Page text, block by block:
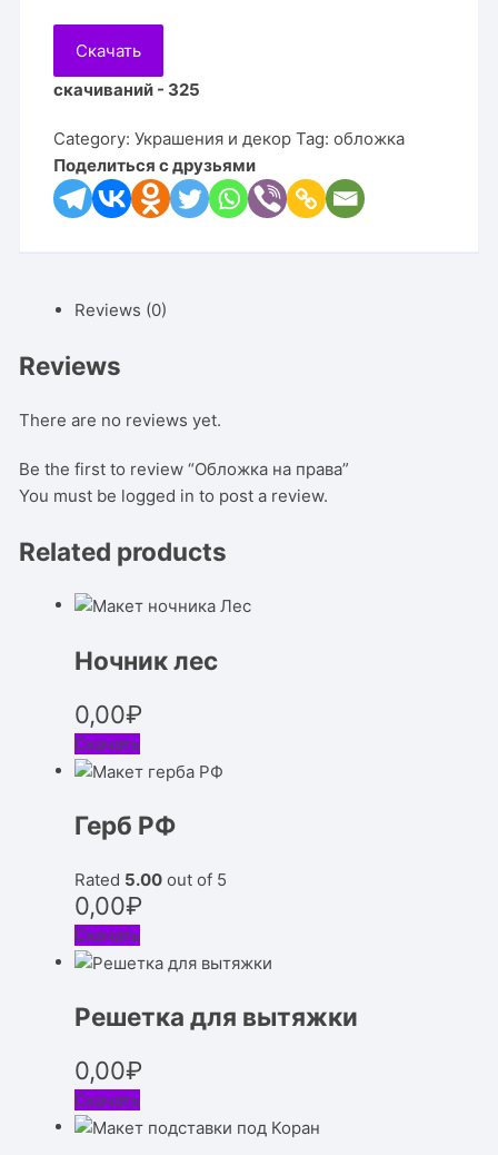
Скачать
скачиваний - 325
Category:Украшения и декор Tag:обложка
Поделиться с друзьями
Reviews (0)
Reviews
There are no reviews yet.
Be the first to review “Обложка на права”
You must be logged in to post a review.
Related products
Ночник лес
0,00₽
Скачать
Герб РФ
Rated 5.00 out of 5
0,00₽
Скачать
Решетка для вытяжки
0,00₽
Скачать